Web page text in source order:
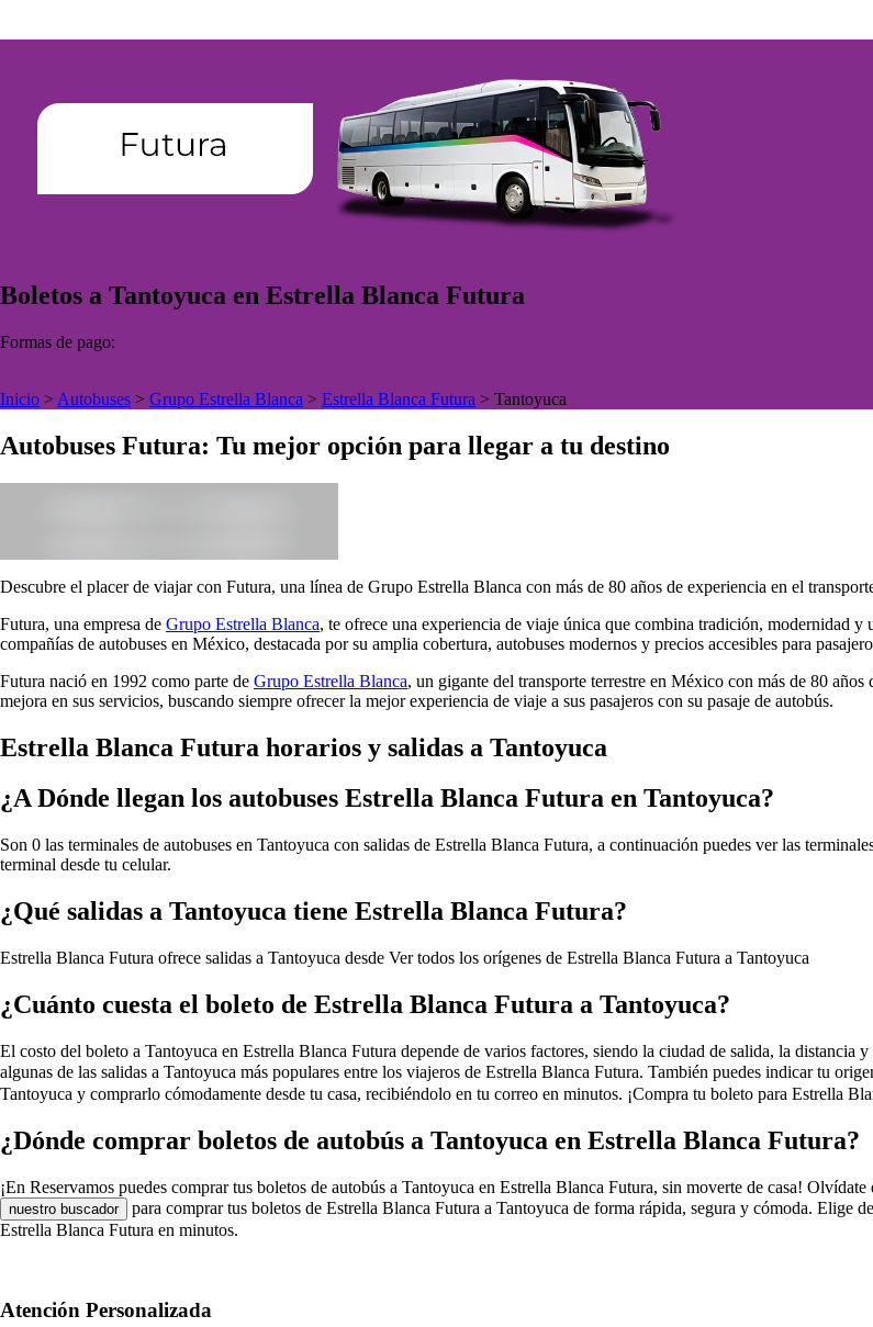
Boletos a Tantoyuca en Estrella Blanca Futura
Formas de pago:
Inicio > Autobuses > Grupo Estrella Blanca > Estrella Blanca Futura > Tantoyuca
Autobuses Futura: Tu mejor opción para llegar a tu destino
Descubre el placer de viajar con Futura, una línea de Grupo Estrella Blanca con más de 80 años de experiencia en el
Futura, una empresa de Grupo Estrella Blanca, te ofrece una experiencia de viaje única que combina tradición, modernidad
compañías de autobuses en México, destacada por su amplia cobertura, autobuses modernos y precios accesibles para
Futura nació en 1992 como parte de Grupo Estrella Blanca, un gigante del transporte terrestre en México con más de 80
mejora en sus servicios, buscando siempre ofrecer la mejor experiencia de viaje a sus pasajeros con su pasaje de autobús.
Estrella Blanca Futura horarios y salidas a Tantoyuca
¿A Dónde llegan los autobuses Estrella Blanca Futura en Tantoyuca?
Son 0 las terminales de autobuses en Tantoyuca con salidas de Estrella Blanca Futura, a continuación puedes ver las
terminal desde tu celular.
¿Qué salidas a Tantoyuca tiene Estrella Blanca Futura?
Estrella Blanca Futura ofrece salidas a Tantoyuca desde Ver todos los orígenes de Estrella Blanca Futura a Tantoyuca
¿Cuánto cuesta el boleto de Estrella Blanca Futura a Tantoyuca?
El costo del boleto a Tantoyuca en Estrella Blanca Futura depende de varios factores, siendo la ciudad de salida, la distancia
algunas de las salidas a Tantoyuca más populares entre los viajeros de Estrella Blanca Futura. También puedes indicar tu
Tantoyuca y comprarlo cómodamente desde tu casa, recibiéndolo en tu correo en minutos. ¡Compra tu boleto para Estrella
¿Dónde comprar boletos de autobús a Tantoyuca en Estrella Blanca Futura?
¡En Reservamos puedes comprar tus boletos de autobús a Tantoyuca en Estrella Blanca Futura, sin moverte de casa!
nuestro buscador
para comprar tus boletos de Estrella Blanca Futura a Tantoyuca de forma rápida, segura y cómoda. Elige
Estrella Blanca Futura en minutos.
Atención Personalizada